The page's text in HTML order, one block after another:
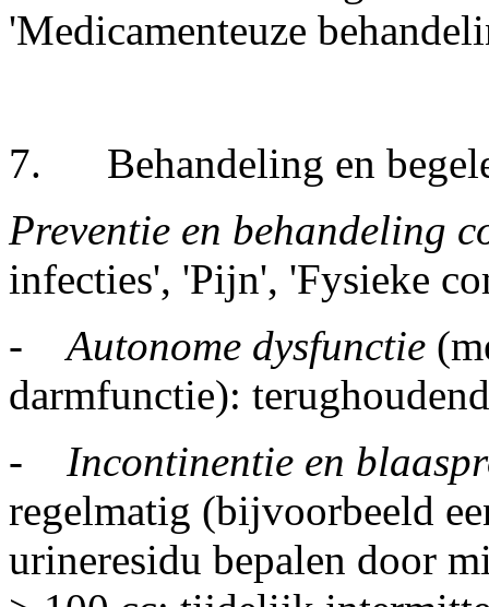
'Medicamenteuze
7. Behandeling en
Preventie en behandeling
infecties', 'Pijn', 'Fysieke
-Autonome dysfunctie
darmfunctie):
- Incontinentie en
regelmatig (bijvoorbeeld
urineresidu bepalen door